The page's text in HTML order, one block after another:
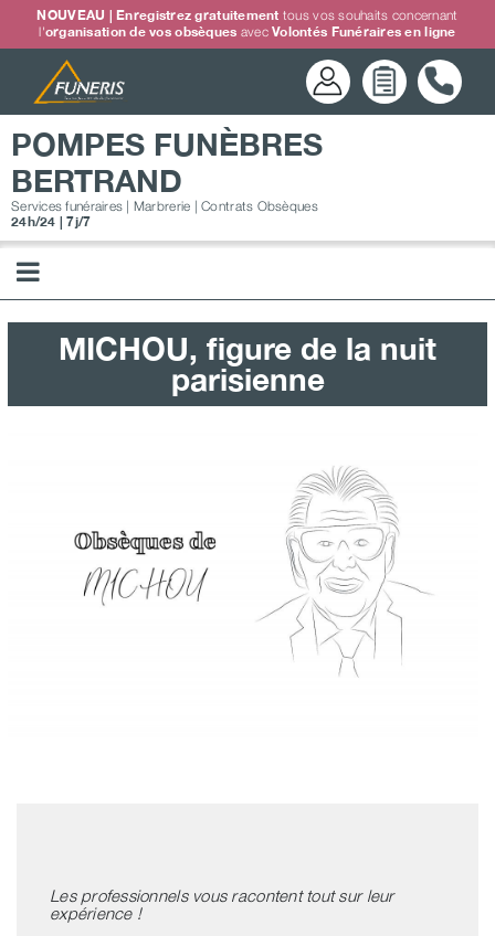
Passer
contenu
NOUVEAU | Enregistrez gratuitement tous vos souhaits concernant
l'organisation de vos obsèques avecVolontés Funéraires en ligne
POMPES FUNÈBRES
BERTRAND
Services funéraires | Marbrerie | Contrats Obsèques
24h/24 | 7j/7
MICHOU, figure de la nuit
parisienne
Les professionnels vous racontent tout sur leur
expérience !